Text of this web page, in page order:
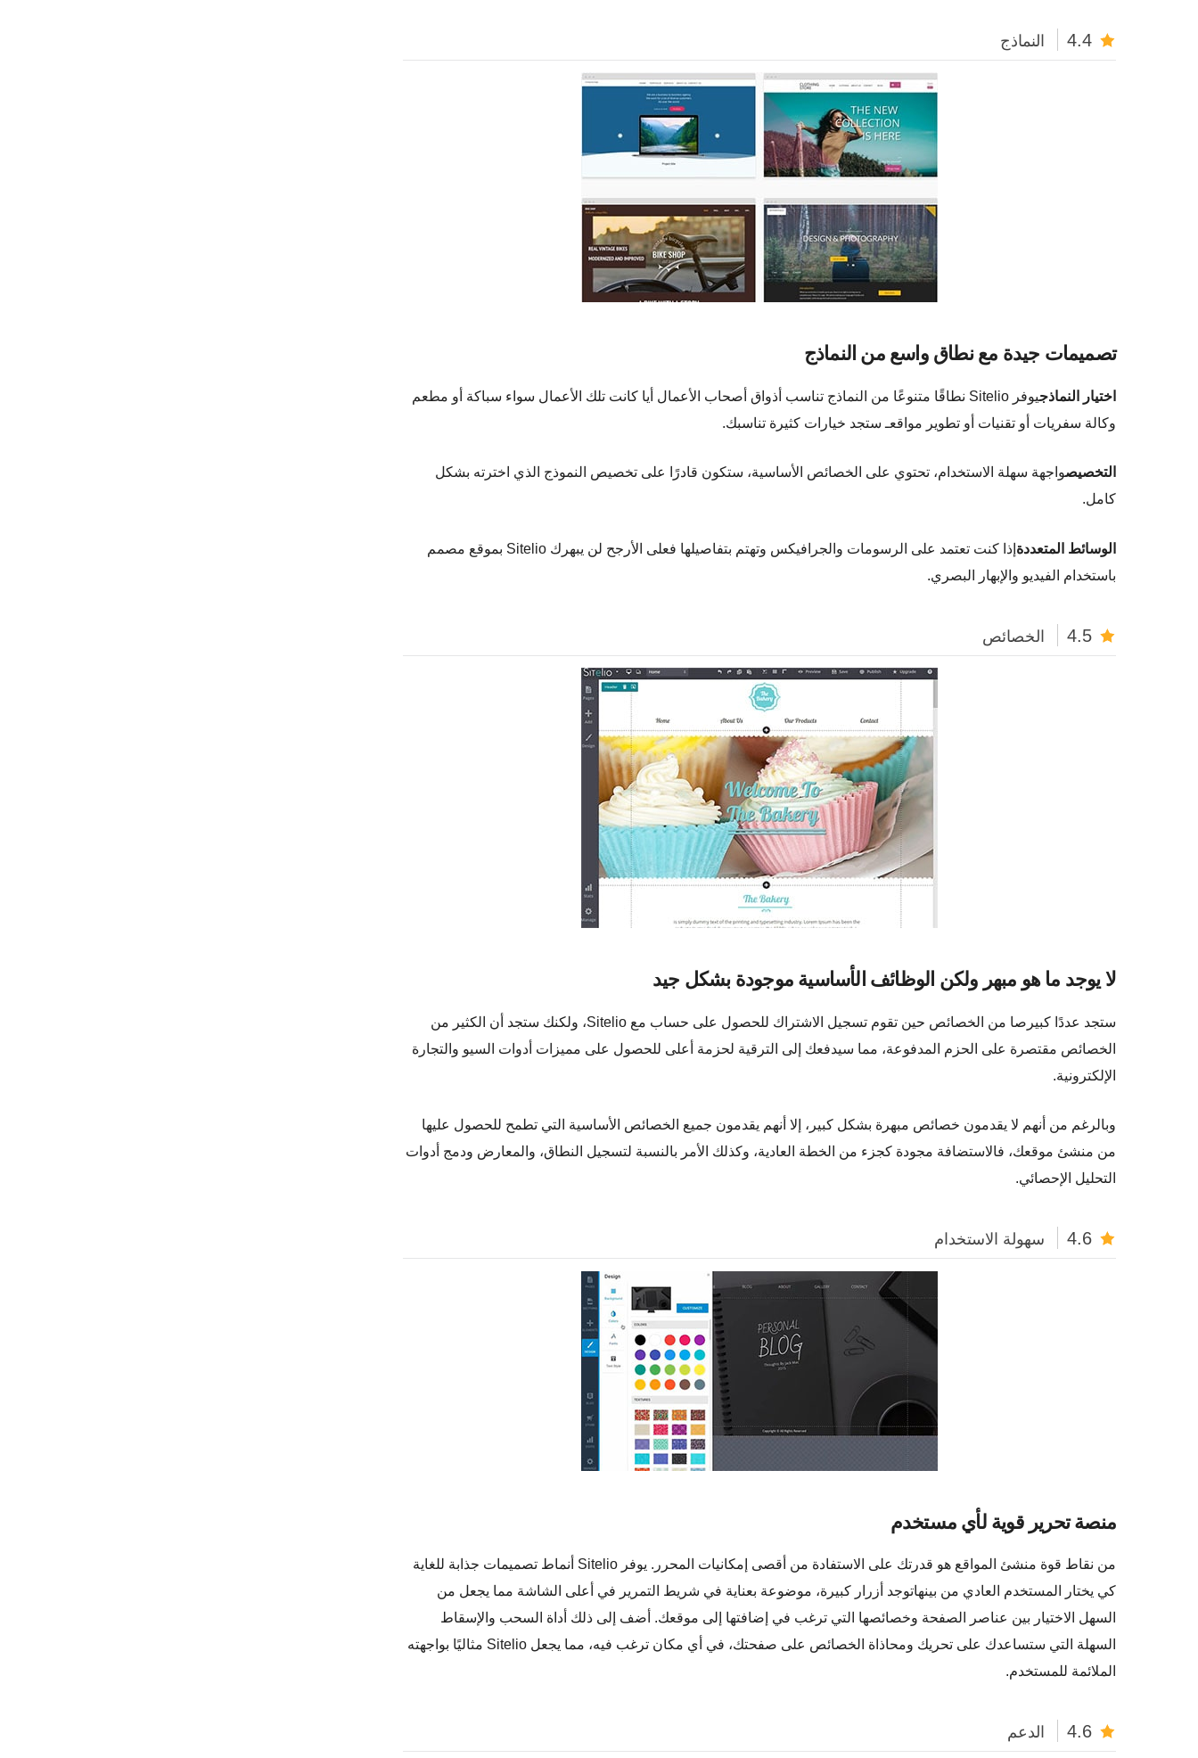
4.4 النماذج
تصميمات جيدة مع نطاق واسع من النماذج
اختيار النماذج
يوفر Sitelio نطاقًا متنوعًا من النماذج تناسب أذواق أصحاب الأعمال أيا كانت تلك الأعمال سواء سباكة أو مطعم
وكالة سفريات أو تقنيات أو تطوير مواقعـ ستجد خيارات كثيرة تناسبك.
التخصيصواجهة سهلة الاستخدام، تحتوي على الخصائص الأساسية، ستكون قادرًا على تخصيص النموذج الذي اخترته بشكل
كامل.
الوسائط المتعددة
إذا كنت تعتمد على الرسومات والجرافيكس وتهتم بتفاصيلها فعلى الأرجح لن يبهرك Sitelio بموقع مصمم
باستخدام الفيديو والإبهار البصري.
4.5 الخصائص
لا يوجد ما هو مبهر ولكن الوظائف الأساسية موجودة بشكل جيد
ستجد عددًا كبيرصا من الخصائص حين تقوم تسجيل الاشتراك للحصول على حساب مع Sitelio، ولكنك ستجد أن الكثير من
الخصائص مقتصرة على الحزم المدفوعة، مما سيدفعك إلى الترقية لحزمة أعلى للحصول على مميزات أدوات السيو والتجارة
الإلكترونية.
وبالرغم من أنهم لا يقدمون خصائص مبهرة بشكل كبير، إلا أنهم يقدمون جميع الخصائص الأساسية التي تطمح للحصول عليها
من منشئ موقعك، فالاستضافة مجودة كجزء من الخطة العادية، وكذلك الأمر بالنسبة لتسجيل النطاق، والمعارض ودمج أدوات
التحليل الإحصائي.
4.6 سهولة الاستخدام
منصة تحرير قوية لأي مستخدم
من نقاط قوة منشئ المواقع هو قدرتك على الاستفادة من أقصى إمكانيات المحرر. يوفر Sitelio أنماط تصميمات جذابة للغاية
كي يختار المستخدم العادي من بينهاتوجد أزرار كبيرة، موضوعة بعناية في شريط التمرير في أعلى الشاشة مما يجعل من
السهل الاختيار بين عناصر الصفحة وخصائصها التي ترغب في إضافتها إلى موقعك. أضف إلى ذلك أداة السحب والإسقاط
السهلة التي ستساعدك على تحريك ومحاذاة الخصائص على صفحتك، في أي مكان ترغب فيه، مما يجعل Sitelio مثاليًا بواجهته
الملائمة للمستخدم.
4.6 الدعم